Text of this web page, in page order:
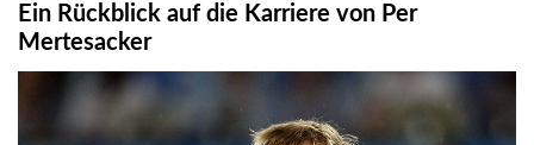
Ein Rückblick auf die Karriere von Per
Mertesacker